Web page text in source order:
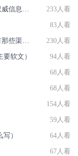
[营销技巧]钢管钢制作的管材企业怎样在权威信息门户网站发稿? 233人看
83人看
[营销技巧]在网上投稿发软文该如何做？有那些渠道和做法？ 230人看
软文） 94人看
68人看
68人看
154人看
59人看
） 64人看
67人看